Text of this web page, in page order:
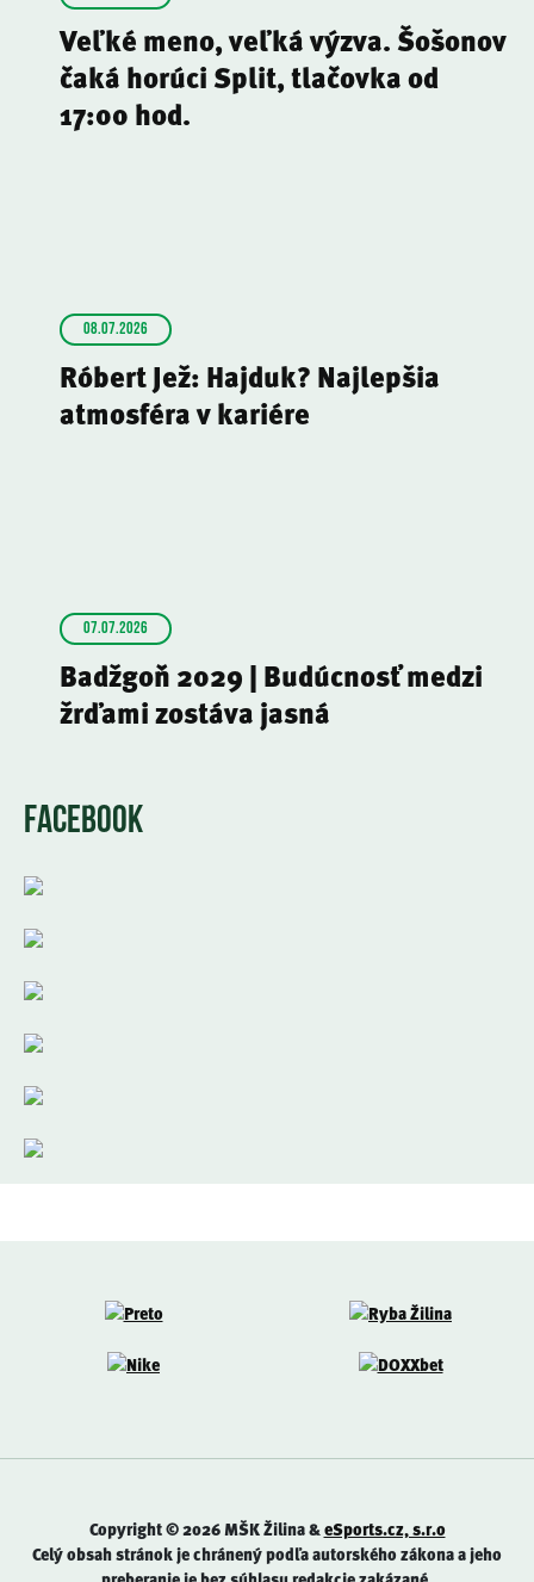
Veľké meno, veľká výzva. Šošonov
čaká horúci Split, tlačovka od
17:00 hod.
08.07.2026
Róbert Jež: Hajduk? Najlepšia
atmosféra v kariére
07.07.2026
Badžgoň 2029 | Budúcnosť medzi
žrďami zostáva jasná
FACEBOOK
Copyright © 2026 MŠK Žilina &eSports.cz, s.r.o
Celý obsah stránok je chránený podľa autorského zákona a jeho